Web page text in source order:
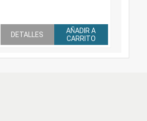
DETALLES
AÑADIR A
CARRITO